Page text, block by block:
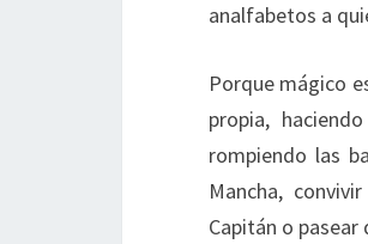
analfabetos a
Porque mágico
propia,
rompiendo las
Mancha,
Capitán o